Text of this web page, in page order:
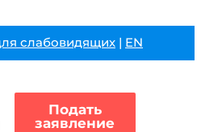
слабовидящих | EN
Подать
заявление